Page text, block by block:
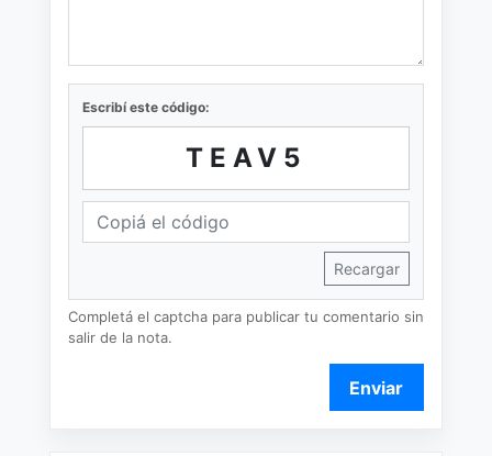
Escribí este código:
TEAV5
Recargar
Completá el captcha para publicar tu comentario sin
salir de la nota.
Enviar